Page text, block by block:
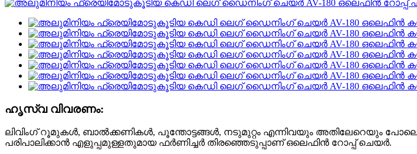
ഹൃസ്വ വിവരണം:
ലിവിംഗ് റൂമുകൾ, ബാൽക്കണികൾ, പൂന്തോട്ടങ്ങൾ, നടുമുറ്റം എന്നിവയും അതിലേറെയും
പരിപാലിക്കാൻ എളുപ്പമുള്ളതുമായ ഫർണിച്ചർ തിരഞ്ഞെടുപ്പാണ് ഒലെഫിൻ റോപ്പ് ചെയർ.